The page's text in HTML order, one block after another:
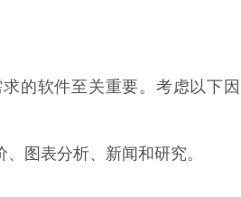
的软件至关重要。考虑以下因
图表分析、新闻和研究。